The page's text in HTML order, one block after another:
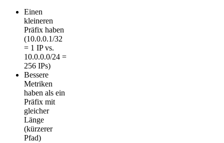
Einen
kleineren
Präfix haben
(10.0.0.1/32
= 1 IP vs.
10.0.0.0/24 =
256 IPs)
Bessere
Metriken
haben als ein
Präfix mit
gleicher
Länge
(kürzerer
Pfad)